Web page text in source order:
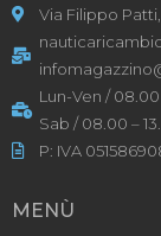
Via Filippo
Lun-Ven / 08.00
Sab / 08.00 –
P: IVA
MENÙ